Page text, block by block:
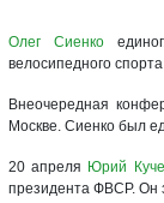
Олег Сиенко
велосипедного
Внеочередная
Москве. Сиенко был
20 апреля Юрий
президента ФВСР. Он